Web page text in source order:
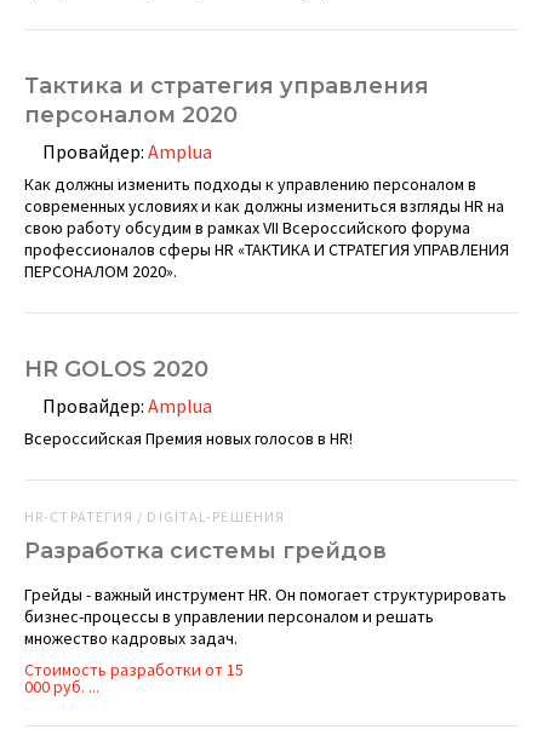
Тактика и стратегия управления
персоналом 2020
Провайдер: Amplua
Как должны изменить подходы к управлению персоналом в
современных условиях и как должны измениться взгляды HR на
свою работу обсудим в рамках VII Всероссийского форума
профессионалов сферы HR «ТАКТИКА И СТРАТЕГИЯ УПРАВЛЕНИЯ
ПЕРСОНАЛОМ 2020».
HR GOLOS 2020
Провайдер: Amplua
Всероссийская Премия новых голосов в HR!
HR-СТРАТЕГИЯ / DIGITAL-РЕШЕНИЯ
Разработка системы грейдов
Грейды - важный инструмент HR. Он помогает структурировать
бизнес-процессы в управлении персоналом и решать
множество кадровых задач.
Стоимость разработки от 15
000 руб. ...